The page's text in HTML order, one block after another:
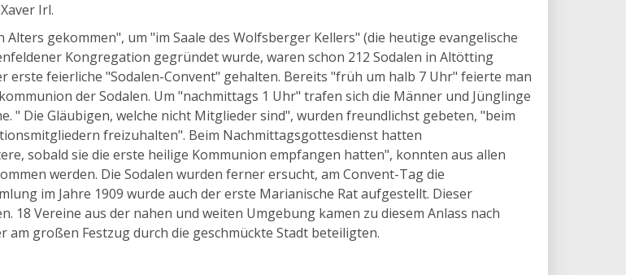
Irl.
gekommen", um "im Saale des Wolfsberger Kellers" (die heutige evangelische
Kongregation gegründet wurde, waren schon 212 Sodalen in Altötting
erste feierliche "Sodalen-Convent" gehalten. Bereits "früh um halb 7 Uhr" feierte man
der Sodalen. Um "nachmittags 1 Uhr" trafen sich die Männer und Jünglinge
" Die Gläubigen, welche nicht Mitglieder sind", wurden freundlichst gebeten, "beim
freizuhalten". Beim Nachmittagsgottesdienst hatten
sobald sie die erste heilige Kommunion empfangen hatten", konnten aus allen
werden. Die Sodalen wurden ferner ersucht, am Convent-Tag die
im Jahre 1909 wurde auch der erste Marianische Rat aufgestellt. Dieser
18 Vereine aus der nahen und weiten Umgebung kamen zu diesem Anlass nach
am großen Festzug durch die geschmückte Stadt beteiligten.